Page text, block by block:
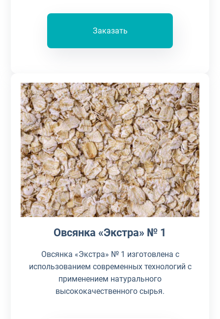
Заказать
Овсянка «Экстра» № 1
Овсянка «Экстра» № 1 изготовлена с
использованием современных технологий с
применением натурального
высококачественного сырья.